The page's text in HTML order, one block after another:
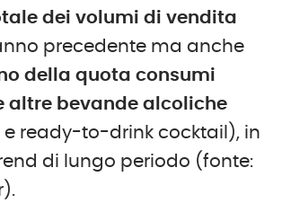
dei volumi di vendita
precedente ma anche
della quota consumi
altre bevande alcoliche
e ready-to-drink cocktail), in
di lungo periodo (fonte: